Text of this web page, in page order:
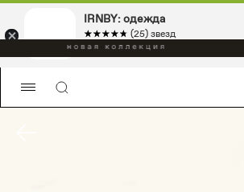
IRNBY: одежда
☆☆☆☆☆
★★★★★ (25) звезд
Sport & casual, аксессуары